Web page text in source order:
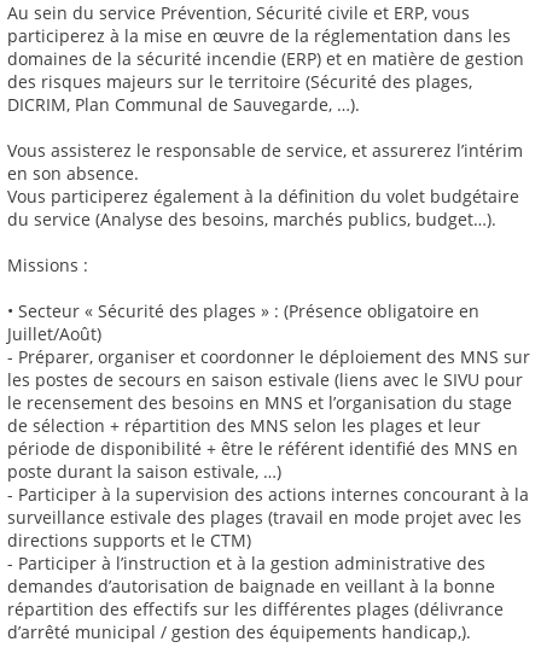
Au sein du service Prévention, Sécurité civile et ERP, vous
participerez à la mise en œuvre de la réglementation dans les
domaines de la sécurité incendie (ERP) et en matière de gestion
des risques majeurs sur le territoire (Sécurité des plages,
DICRIM, Plan Communal de Sauvegarde, …).
Vous assisterez le responsable de service, et assurerez l’intérim
en son absence.
Vous participerez également à la définition du volet budgétaire
du service (Analyse des besoins, marchés publics, budget…).
Missions :
• Secteur « Sécurité des plages » : (Présence obligatoire en
Juillet/Août)
- Préparer, organiser et coordonner le déploiement des MNS sur
les postes de secours en saison estivale (liens avec le SIVU pour
le recensement des besoins en MNS et l’organisation du stage
de sélection + répartition des MNS selon les plages et leur
période de disponibilité + être le référent identifié des MNS en
poste durant la saison estivale, …)
- Participer à la supervision des actions internes concourant à la
surveillance estivale des plages (travail en mode projet avec les
directions supports et le CTM)
- Participer à l’instruction et à la gestion administrative des
demandes d’autorisation de baignade en veillant à la bonne
répartition des effectifs sur les différentes plages (délivrance
d’arrêté municipal / gestion des équipements handicap,).